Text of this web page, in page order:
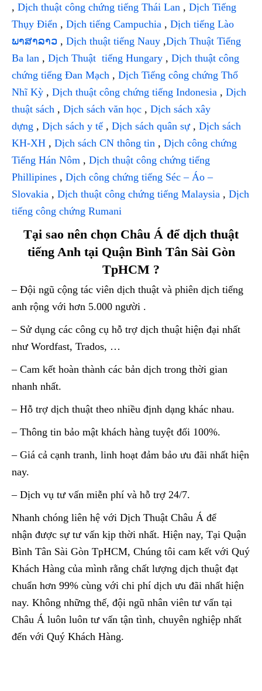
, Dịch thuật công chứng tiếng Thái Lan , Dịch Tiếng
Thụy Điển , Dịch tiếng Campuchia , Dịch tiếng Lào
ພາສາລາວ , Dịch thuật tiếng Nauy ,Dịch Thuật Tiếng
Ba lan , Dịch Thuật tiếng Hungary , Dịch thuật công
chứng tiếng Đan Mạch , Dịch Tiếng công chứng Thổ
Nhĩ Kỳ , Dịch thuật công chứng tiếng Indonesia , Dịch
thuật sách , Dịch sách văn học , Dịch sách xây
dựng , Dịch sách y tế, Dịch sách quân sự, Dịch sách
KH-XH , Dịch sách CN thông tin , Dịch công chứng
Tiếng Hán Nôm , Dịch thuật công chứng tiếng
Phillipines , Dịch công chứng tiếng Séc – Áo –
Slovakia , Dịch thuật công chứng tiếng Malaysia , Dịch
tiếng công chứng Rumani
Tại sao nên chọn Châu Á để dịch thuật
tiếng Anh tại Quận Bình Tân Sài Gòn
TpHCM ?
– Đội ngũ cộng tác viên dịch thuật và phiên dịch tiếng
anh rộng với hơn 5.000 người .
– Sử dụng các công cụ hỗ trợ dịch thuật hiện đại nhất
như Wordfast, Trados, …
– Cam kết hoàn thành các bản dịch trong thời gian
nhanh nhất.
– Hỗ trợ dịch thuật theo nhiều định dạng khác nhau.
– Thông tin bảo mật khách hàng tuyệt đối 100%.
– Giá cả cạnh tranh, linh hoạt đảm bảo ưu đãi nhất hiện
nay.
– Dịch vụ tư vấn miễn phí và hỗ trợ 24/7.
Nhanh chóng liên hệ với Dịch Thuật Châu Á để
nhận được sự tư vấn kịp thời nhất. Hiện nay, Tại Quận
Bình Tân Sài Gòn TpHCM, Chúng tôi cam kết với Quý
Khách Hàng của mình rằng chất lượng dịch thuật đạt
chuẩn hơn 99% cùng với chi phí dịch ưu đãi nhất hiện
nay. Không những thế, đội ngũ nhân viên tư vấn tại
Châu Á luôn luôn tư vấn tận tình, chuyên nghiệp nhất
đến với Quý Khách Hàng.